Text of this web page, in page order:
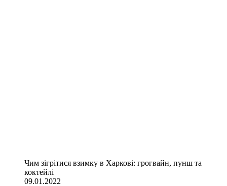
Чим зігрітися взимку в Харкові: грогвайн, пунш та
коктейлі
09.01.2022